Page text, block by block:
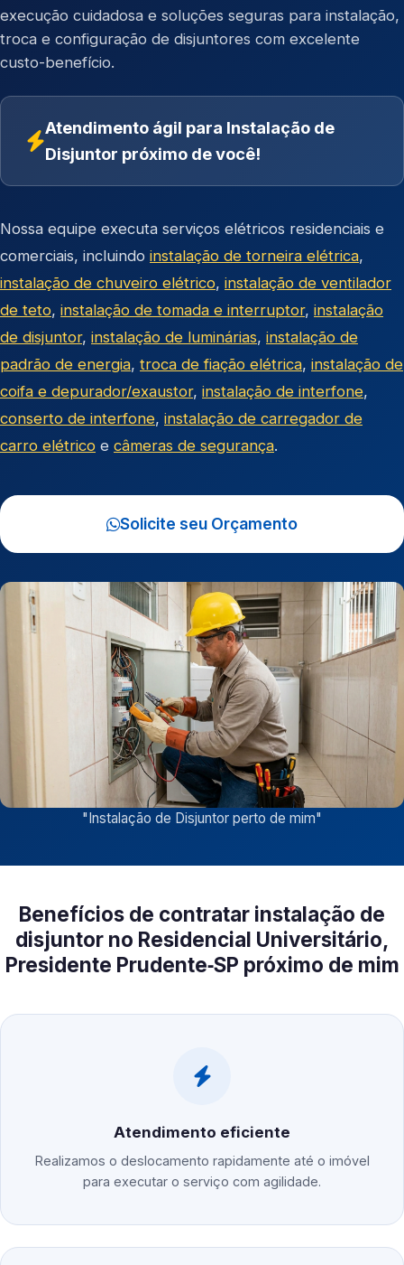
execução cuidadosa e soluções seguras para instalação,
troca e configuração de disjuntores com excelente
custo-benefício.
Atendimento ágil para Instalação de
Disjuntor próximo de você!
Nossa equipe executa serviços elétricos residenciais e
comerciais, incluindo instalação de torneira elétrica,
instalação de chuveiro elétrico, instalação de ventilador
de teto, instalação de tomada e interruptor, instalação
de disjuntor, instalação de luminárias, instalação de
padrão de energia, troca de fiação elétrica, instalação de
coifa e depurador/exaustor, instalação de interfone,
conserto de interfone, instalação de carregador de
carro elétrico e câmeras de segurança.
Solicite seu Orçamento
"Instalação de Disjuntor perto de mim"
Benefícios de contratar instalação de
disjuntor no Residencial Universitário,
Presidente Prudente‑SP próximo de mim
Atendimento eficiente
Realizamos o deslocamento rapidamente até o imóvel
para executar o serviço com agilidade.